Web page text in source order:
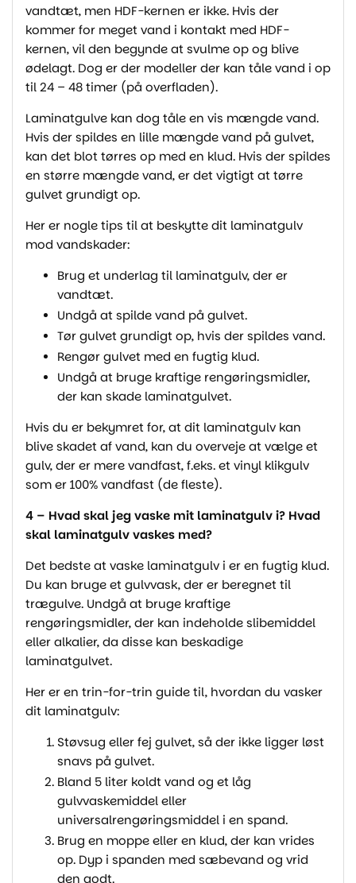
vandtæt, men HDF-kernen er ikke. Hvis der
kommer for meget vand i kontakt med HDF-
kernen, vil den begynde at svulme op og blive
ødelagt. Dog er der modeller der kan tåle vand i op
til 24 – 48 timer (på overfladen).
Laminatgulve kan dog tåle en vis mængde vand.
Hvis der spildes en lille mængde vand på gulvet,
kan det blot tørres op med en klud. Hvis der spildes
en større mængde vand, er det vigtigt at tørre
gulvet grundigt op.
Her er nogle tips til at beskytte dit laminatgulv
mod vandskader:
Brug et underlag til laminatgulv, der er
vandtæt.
Undgå at spilde vand på gulvet.
Tør gulvet grundigt op, hvis der spildes vand.
Rengør gulvet med en fugtig klud.
Undgå at bruge kraftige rengøringsmidler,
der kan skade laminatgulvet.
Hvis du er bekymret for, at dit laminatgulv kan
blive skadet af vand, kan du overveje at vælge et
gulv, der er mere vandfast, f.eks. et vinyl klikgulv
som er 100% vandfast (de fleste).
4 – Hvad skal jeg vaske mit laminatgulv i? Hvad
skal laminatgulv vaskes med?
Det bedste at vaske laminatgulv i er en fugtig klud.
Du kan bruge et gulvvask, der er beregnet til
trægulve. Undgå at bruge kraftige
rengøringsmidler, der kan indeholde slibemiddel
eller alkalier, da disse kan beskadige
laminatgulvet.
Her er en trin-for-trin guide til, hvordan du vasker
dit laminatgulv:
Støvsug eller fej gulvet, så der ikke ligger løst
snavs på gulvet.
Bland 5 liter koldt vand og et låg
gulvvaskemiddel eller
universalrengøringsmiddel i en spand.
Brug en moppe eller en klud, der kan vrides
op. Dyp i spanden med sæbevand og vrid
den godt.